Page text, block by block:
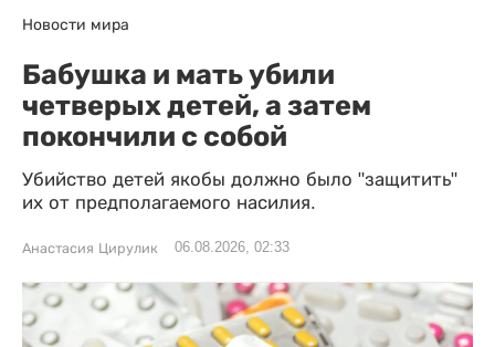
Новости мира
Бабушка и мать убили
четверых детей, а затем
покончили с собой
Убийство детей якобы должно было "защитить"
их от предполагаемого насилия.
Анастасия Цирулик 06.08.2026, 02:33